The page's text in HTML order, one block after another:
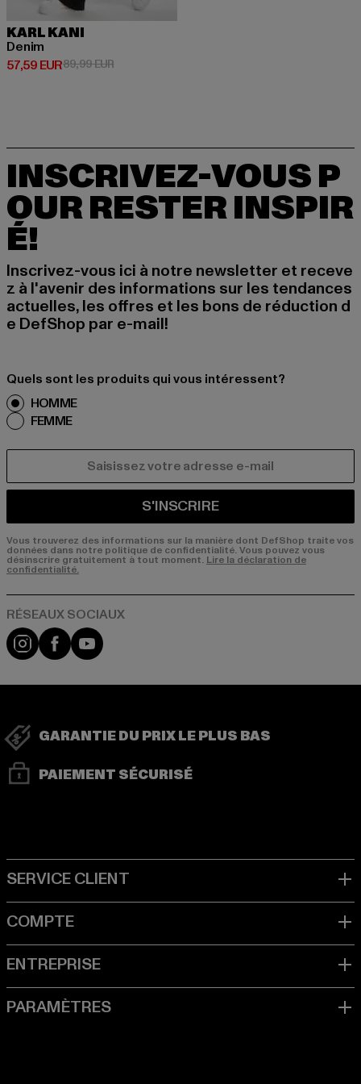
KARL KANI
Denim
57,59 EUR
Prix courant: 57,59 EUR
89,99 EURPrix en promotion: 89,99 EUR
INSCRIVEZ-VOUS P
OUR RESTER INSPIR
É!
Inscrivez-vous ici à notre newsletter et receve
z à l'avenir des informations sur les tendances
actuelles, les offres et les bons de réduction d
e DefShop par e-mail!
Quels sont les produits qui vous intéressent?
HOMME
FEMME
S'INSCRIRE
Vous trouverez des informations sur la manière dont DefShop traite vos
données dans notre politique de confidentialité. Vous pouvez vous
désinscrire gratuitement à tout moment. Lire la déclaration de
confidentialité.
Visit our Instagram page:
Visit our Facebook page:
Visit our YouTube channel:
GARANTIE DU PRIX LE PLUS BAS
PAIEMENT SÉCURISÉ